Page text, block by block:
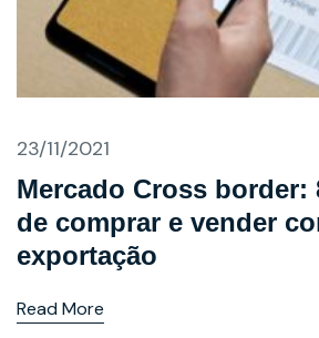
23/11/2021
Mercado Cross border:
de comprar e vender
exportação
Read More